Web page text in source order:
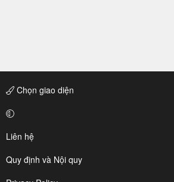
Chọn giao diện
Liên hệ
Quy định và Nội quy